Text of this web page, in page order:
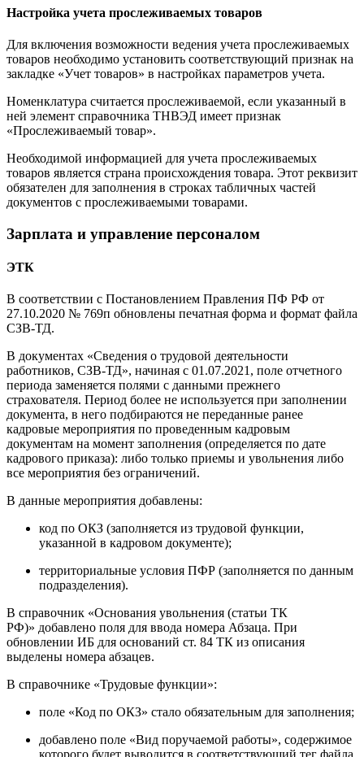
Настройка учета прослеживаемых товаров
Для включения возможности ведения учета прослеживаемых
товаров необходимо установить соответствующий признак на
закладке «Учет товаров» в настройках параметров учета.
Номенклатура считается прослеживаемой, если указанный в
ней элемент справочника ТНВЭД имеет признак
«Прослеживаемый товар».
Необходимой информацией для учета прослеживаемых
товаров является страна происхождения товара. Этот реквизит
обязателен для заполнения в строках табличных частей
документов с прослеживаемыми товарами.
Зарплата и управление персоналом
ЭТК
В соответствии с Постановлением Правления ПФ РФ от
27.10.2020 № 769п обновлены печатная форма и формат файла
СЗВ-ТД.
В документах «Сведения о трудовой деятельности
работников, СЗВ-ТД», начиная с 01.07.2021, поле отчетного
периода заменяется полями с данными прежнего
страхователя. Период более не используется при заполнении
документа, в него подбираются не переданные ранее
кадровые мероприятия по проведенным кадровым
документам на момент заполнения (определяется по дате
кадрового приказа): либо только приемы и увольнения либо
все мероприятия без ограничений.
В данные мероприятия добавлены:
код по ОКЗ (заполняется из трудовой функции,
указанной в кадровом документе);
территориальные условия ПФР (заполняется по данным
подразделения).
В справочник «Основания увольнения (статьи ТК
РФ)» добавлено поля для ввода номера Абзаца. При
обновлении ИБ для оснований ст. 84 ТК из описания
выделены номера абзацев.
В справочнике «Трудовые функции»:
поле «Код по ОКЗ» стало обязательным для заполнения;
добавлено поле «Вид поручаемой работы», содержимое